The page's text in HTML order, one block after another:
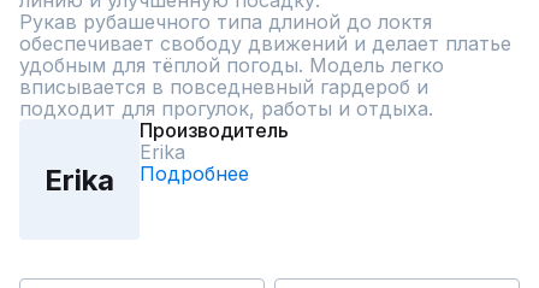
Рукав рубашечного типа длиной до локтя
обеспечивает свободу движений и делает платье
удобным для тёплой погоды. Модель легко
вписывается в повседневный гардероб и
подходит для прогулок, работы и отдыха.
Erika
Производитель
Erika
Подробнее